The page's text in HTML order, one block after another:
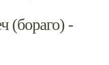
(бораго) -